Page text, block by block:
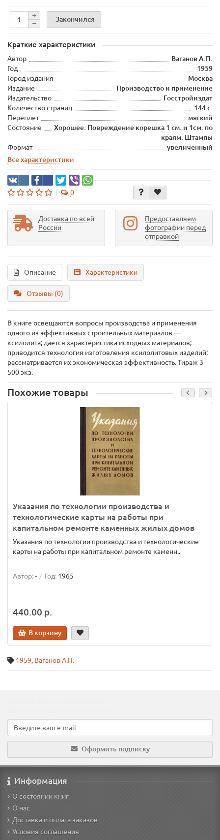
Закончился
Краткие характеристики
Автор
Ваганов А.П.
Год
1959
Город издания
Москва
Издание
Производство и применение
Издательство
Госстройиздат
Количество страниц
144 с.
Переплет
мягкий
Состояние
Хорошее. Повреждение корешка 1 см. и 1см. по
краям. Штампы
Формат
увеличенный
Все характеристики
0
Доставка по всей
России
Предоставляем
фотографии перед
отправкой
Описание Характеристики
Отзывы (0)
В книге освещаются вопросы производства и применения
одного из эффективных строительных материалов —
ксилолита; дается характеристика исходных материалов;
приводится технология изготовления ксилолитовых изделий;
рассматривается их экономическая эффективность. Тираж 3
500 экз.
Похожие товары
Указания по технологии производства и
технологические карты на работы при
капитальном ремонте каменных жилых домов
Указания по технологии производства и технологические
карты на работы при капитальном ремонте каменн..
Автор:- Год: 1965
440.00 р.
В корзину
1959, Ваганов А.П.
Оформить подписку
Информация
О состоянии книг
О нас
Доставка и оплата заказов
Условия соглашения